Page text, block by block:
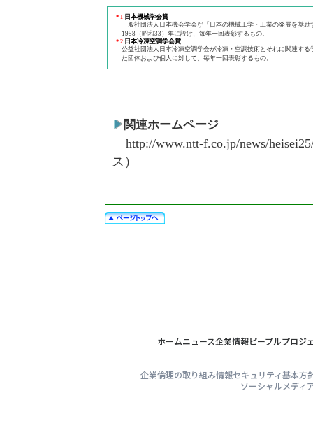
＊1 日本機械学会賞
一般社団法人日本機会学会が「日本の機械工学・工業の発展を奨励
1958（昭和33）年に設け、毎年一回表彰するもの。
＊2 日本冷凍空調学会賞
公益社団法人日本冷凍空調学会が冷凍・空調技術とそれに関連す
た団体および個人に対して、毎年一回表彰するもの。
関連ホームページ
http://www.ntt-f.co.jp/news/
ス）
ホームニュース企業情報ピープルプロジ
企業倫理の取り組み情報セキュリティ基本方
ソーシャルメディ